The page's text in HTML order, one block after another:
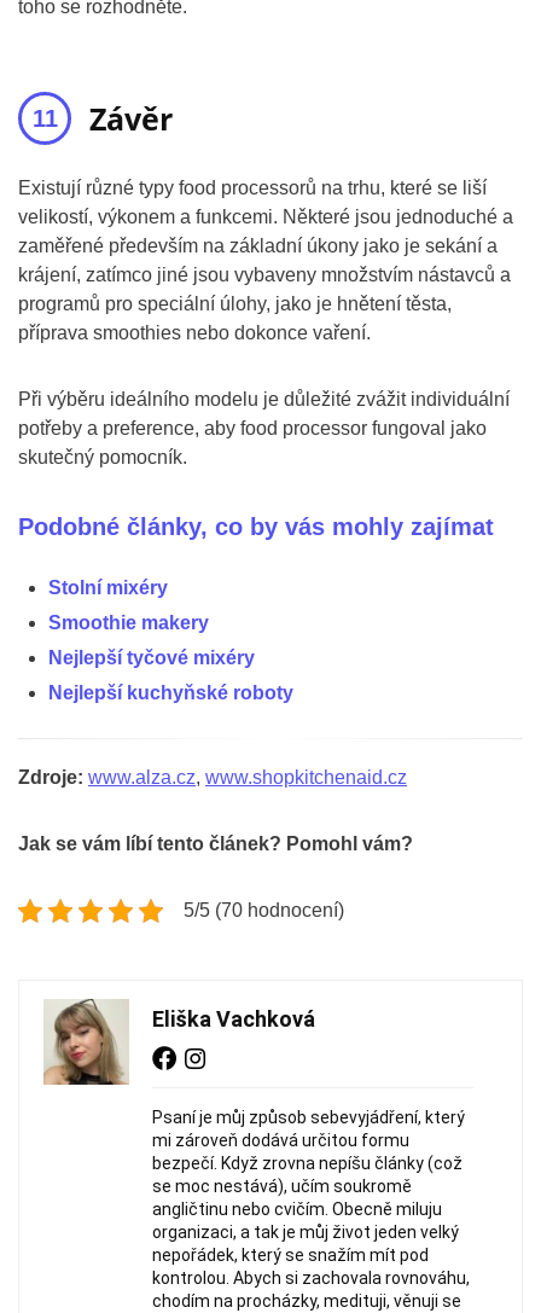
toho se rozhodněte.
Závěr
Existují různé typy food processorů na trhu, které se liší
velikostí, výkonem a funkcemi. Některé jsou jednoduché a
zaměřené především na základní úkony jako je sekání a
krájení, zatímco jiné jsou vybaveny množstvím nástavců a
programů pro speciální úlohy, jako je hnětení těsta,
příprava smoothies nebo dokonce vaření.
Při výběru ideálního modelu je důležité zvážit individuální
potřeby a preference, aby food processor fungoval jako
skutečný pomocník.
Podobné články, co by vás mohly zajímat
Stolní mixéry
Smoothie makery
Nejlepší tyčové mixéry
Nejlepší kuchyňské roboty
Zdroje: www.alza.cz, www.shopkitchenaid.cz
Jak se vám líbí tento článek? Pomohl vám?
5/5 (70 hodnocení)
Eliška Vachková
Psaní je můj způsob sebevyjádření, který
mi zároveň dodává určitou formu
bezpečí. Když zrovna nepíšu články (což
se moc nestává), učím soukromě
angličtinu nebo cvičím. Obecně miluju
organizaci, a tak je můj život jeden velký
nepořádek, který se snažím mít pod
kontrolou. Abych si zachovala rovnováhu,
chodím na procházky, medituji, věnuji se